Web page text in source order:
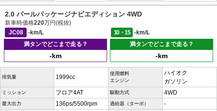
2.0 パールパッケージナビエディション 4WD
新車時価格220万円(税抜)
JC08
-km/L 10・15
-km/L
満タンでどこまで走る？
-km
満タンでどこまで走る？
-km
排気量 1999cc
使用燃料
エンジン
ハイオク
ガソリン
ミッション フロア4AT 駆動方式 4WD
最大出力 136ps/5500rpm 過給器（ターボ） -